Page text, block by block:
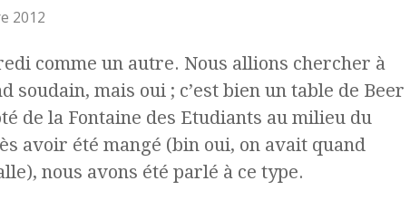
2012
comme un autre. Nous allions chercher à
soudain, mais oui ; c’est bien un table de Beer
de la Fontaine des Etudiants au milieu du
avoir été mangé (bin oui, on avait quand
nous avons été parlé à ce type.